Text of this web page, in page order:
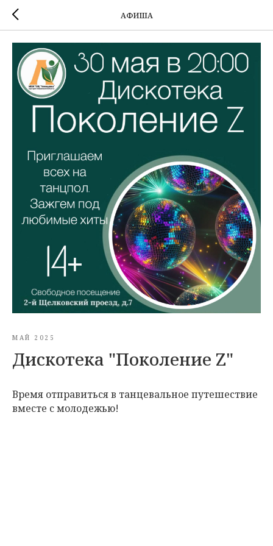
АФИША
МАЙ 2025
Дискотека "Поколение Z"
Время отправиться в танцевальное путешествие
вместе с молодежью!